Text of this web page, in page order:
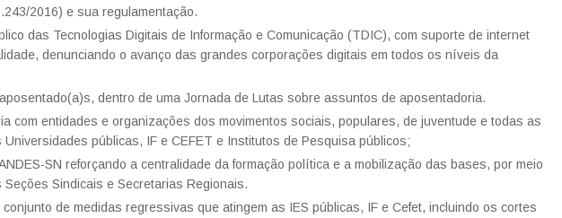
2016) e sua regulamentação.
das Tecnologias Digitais de Informação e Comunicação (TDIC), com suporte de internet
denunciando o avanço das grandes corporações digitais em todos os níveis da
dentro de uma Jornada de Lutas sobre assuntos de aposentadoria.
com entidades e organizações dos movimentos sociais, populares, de juventude e todas as
Universidades públicas, IF e CEFET e Institutos de Pesquisa públicos;
SN reforçando a centralidade da formação política e a mobilização das bases, por meio
Sindicais e Secretarias Regionais.
de medidas regressivas que atingem as IES públicas, IF e Cefet, incluindo os cortes